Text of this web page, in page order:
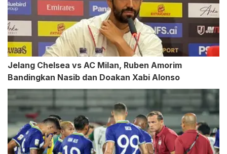
Jelang Chelsea vs AC Milan, Ruben Amorim
Bandingkan Nasib dan Doakan Xabi Alonso